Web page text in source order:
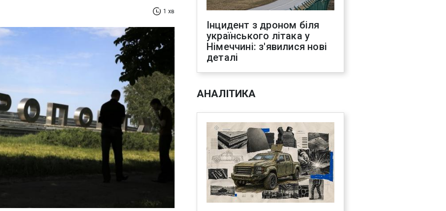
1 хв
Інцидент з дроном біля
українського літака у
Німеччині: з'явилися нові
деталі
АНАЛІТИКА